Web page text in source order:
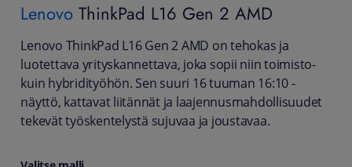
Lenovo ThinkPad L16 Gen 2 AMD
Lenovo ThinkPad L16 Gen 2 AMD on tehokas ja
luotettava yrityskannettava, joka sopii niin toimisto-
kuin hybridityöhön. Sen suuri 16 tuuman 16:10 -
näyttö, kattavat liitännät ja laajennusmahdollisuudet
tekevät työskentelystä sujuvaa ja joustavaa.